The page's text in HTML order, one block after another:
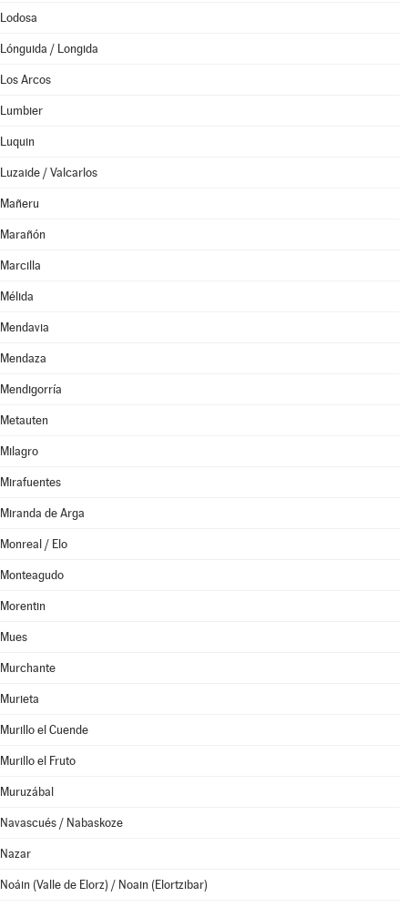
Lodosa
Lónguida / Longida
Los Arcos
Lumbier
Luquin
Luzaide / Valcarlos
Mañeru
Marañón
Marcilla
Mélida
Mendavia
Mendaza
Mendigorría
Metauten
Milagro
Mirafuentes
Miranda de Arga
Monreal / Elo
Monteagudo
Morentin
Mues
Murchante
Murieta
Murillo el Cuende
Murillo el Fruto
Muruzábal
Navascués / Nabaskoze
Nazar
Noáin (Valle de Elorz) / Noain (Elortzibar)